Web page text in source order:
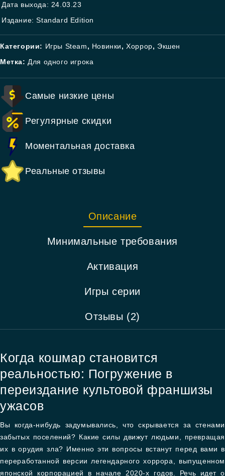
Дата выхода: 24.03.23
Издание: Standard Edition
Категории: Игры Steam, Новинки,Хоррор, Экшен
Метка: Для одного игрока
Самые низкие цены
Регулярные скидки
Моментальная доставка
Реальные отзывы
Описание
Минимальные требования
Активация
Игры серии
Отзывы (2)
Когда кошмар становится
реальностью: Погружение в
переиздание культовой франшизы
ужасов
Вы когда-нибудь задумывались, что скрывается за стенами
забытых поселений? Какие силы движут людьми, превращая
их в орудия зла? Именно эти вопросы встанут перед вами в
переработанной версии легендарного хоррора, выпущенном
японской корпорацией в начале 2020-х годов. Речь идет о